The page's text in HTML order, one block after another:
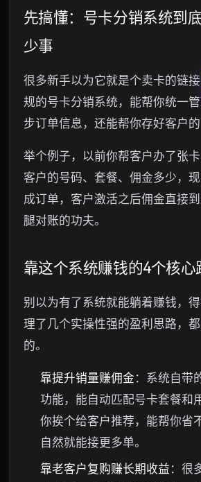
先搞懂：号卡分销系统到
少事
很多新手以为它就是个卖卡的链接
规的号卡分销系统，能帮你统一
步订单信息，还能帮你存好客户的
举个例子，以前你帮客户办了张
客户的号码、套餐、佣金多少，
成订单，客户激活之后佣金直接
腿对账的功夫。
靠这个系统赚钱的4个核心
别以为有了系统就能躺着赚钱，
理了几个实操性强的盈利思路，
的。
靠提升销量赚佣金 ：系统自带
功能，能自动匹配号卡套餐和
你挨个给客户推荐，能帮你省
自然就能接更多单。
靠老客户复购赚长期收益 ：很